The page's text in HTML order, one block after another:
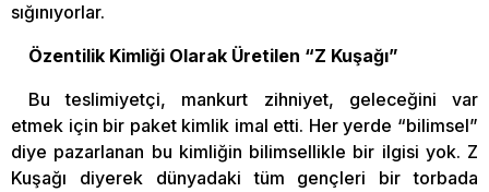
sığınıyorlar.
Özentilik Kimliği Olarak Üretilen “Z Kuşağı”
Bu teslimiyetçi, mankurt zihniyet, geleceğini var
etmek için bir paket kimlik imal etti. Her yerde “bilimsel”
diye pazarlanan bu kimliğin bilimsellikle bir ilgisi yok. Z
Kuşağı diyerek dünyadaki tüm gençleri bir torbada